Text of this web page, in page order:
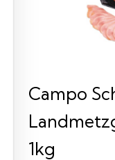
Campo
1kg